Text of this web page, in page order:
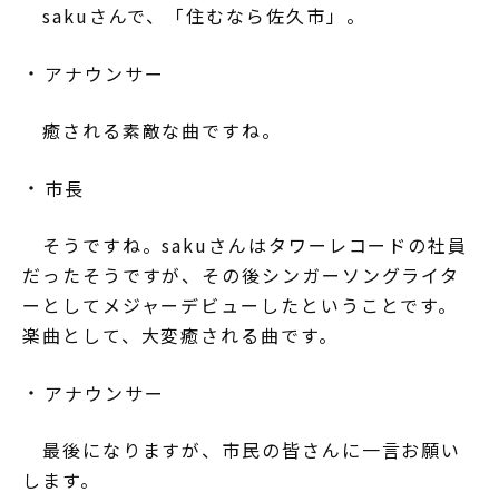
sakuさんで、「住むなら佐久市」。
アナウンサー
癒される素敵な曲ですね。
市長
そうですね。sakuさんはタワーレコードの社員
だったそうですが、その後シンガーソングライタ
ーとしてメジャーデビューしたということです。
楽曲として、大変癒される曲です。
アナウンサー
最後になりますが、市民の皆さんに一言お願い
します。